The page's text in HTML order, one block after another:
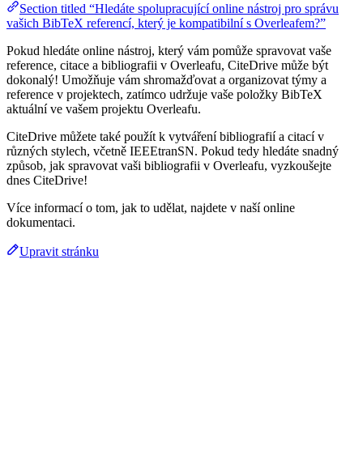
Section titled “Hledáte spolupracující online nástroj pro správu
vašich BibTeX referencí, který je kompatibilní s Overleafem?”
Pokud hledáte online nástroj, který vám pomůže spravovat vaše
reference, citace a bibliografii v Overleafu, CiteDrive může být
dokonalý! Umožňuje vám shromažďovat a organizovat týmy a
reference v projektech, zatímco udržuje vaše položky BibTeX
aktuální ve vašem projektu Overleafu.
CiteDrive můžete také použít k vytváření bibliografií a citací v
různých stylech, včetně IEEEtranSN. Pokud tedy hledáte snadný
způsob, jak spravovat vaši bibliografii v Overleafu, vyzkoušejte
dnes CiteDrive!
Více informací o tom, jak to udělat, najdete v naší online
dokumentaci.
Upravit stránku